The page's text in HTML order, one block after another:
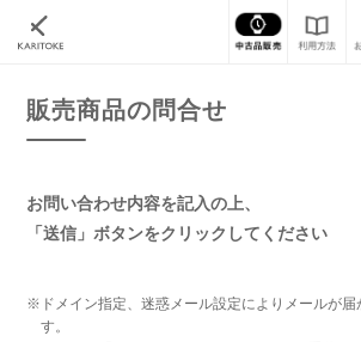
カリトケ 販売商品の問合せ
販売商品の問合せ
お問い合わせ内容を記入の上、
「送信」ボタンをクリックしてください
※ドメイン指定、迷惑メール設定によりメールが届
す。